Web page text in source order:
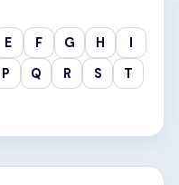
E F G H
I
P Q R S
T